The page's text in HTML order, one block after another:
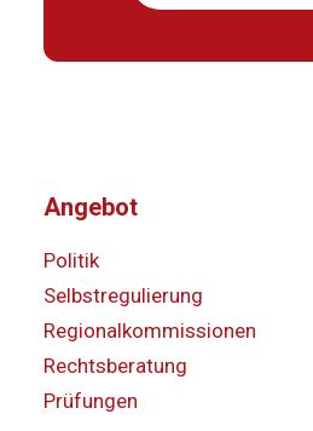
Angebot
Politik
Selbstregulierung
Regionalkommissionen
Rechtsberatung
Prüfungen